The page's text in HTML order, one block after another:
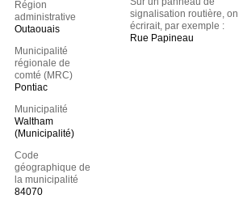
Région
administrative
Outaouais
Municipalité
régionale de
comté (MRC)
Pontiac
Municipalité
Waltham
(Municipalité)
Code
géographique de
la municipalité
84070
signalisation routière, on
écrirait, par exemple :
Rue Papineau